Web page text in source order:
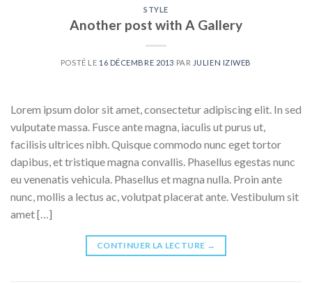
STYLE
Another post with A Gallery
POSTÉ LE 16 DÉCEMBRE 2013 PAR JULIEN IZIWEB
Lorem ipsum dolor sit amet, consectetur adipiscing elit. In sed
vulputate massa. Fusce ante magna, iaculis ut purus ut,
facilisis ultrices nibh. Quisque commodo nunc eget tortor
dapibus, et tristique magna convallis. Phasellus egestas nunc
eu venenatis vehicula. Phasellus et magna nulla. Proin ante
nunc, mollis a lectus ac, volutpat placerat ante. Vestibulum sit
amet […]
CONTINUER LA LECTURE →